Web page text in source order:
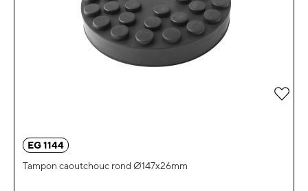
EG 1144
Tampon caoutchouc rond Ø147x26mm